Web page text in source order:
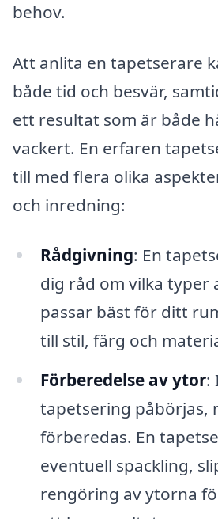
behov.
Att anlita en tapetserare
både tid och besvär,
ett resultat som är både
vackert. En erfaren
till med flera olika
och inredning:
Rådgivning: En
dig råd om vilka typer
passar bäst för ditt
till stil, färg och
Förberedelse av ytor:
tapetsering påbörjas,
förberedas. En
eventuell spackling,
rengöring av ytorna